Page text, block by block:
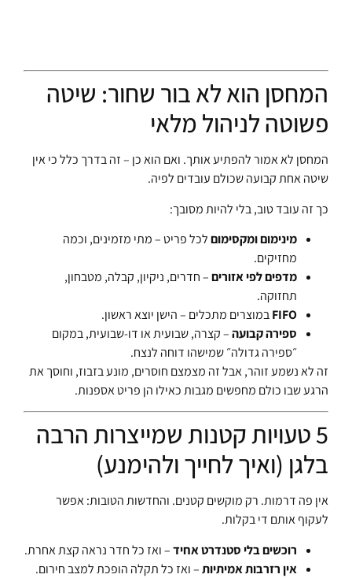
המחסן הוא לא בור שחור: שיטה
פשוטה לניהול מלאי
המחסן לא אמור להפתיע אותך. ואם הוא כן – זה בדרך כלל כי אין
שיטה אחת קבועה שכולם עובדים לפיה.
כך זה עובד טוב, בלי להיות מסובך:
מינימום ומקסימוםלכל פריט – מתי מזמינים, וכמה
מחזיקים.
מדפים לפי אזורים– חדרים, ניקיון, קבלה, מטבחון,
תחזוקה.
FIFOבמוצרים מתכלים – הישן יוצא ראשון.
ספירה קבועה– קצרה, שבועית או דו-שבועית, במקום
״ספירה גדולה״ שמישהו דוחה לנצח.
זה לא נשמע זוהר, אבל זה מצמצם חוסרים, מונע בזבוז, וחוסך את
הרגע שבו כולם מחפשים מגבות כאילו הן פריט אספנות.
5 טעויות קטנות שמייצרות הרבה
בלגן (ואיך לחייך ולהימנע)
אין פה דרמות. רק מוקשים קטנים. והחדשות הטובות: אפשר
לעקוף אותם די בקלות.
רוכשים בלי סטנדרט אחיד– ואז כל חדר נראה קצת אחרת.
אין רזרבות אמיתיות– ואז כל תקלה הופכת למצב חירום.